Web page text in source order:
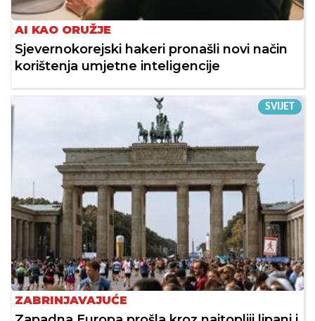
AI KAO ORUŽJE
Sjevernokorejski hakeri pronašli novi način
korištenja umjetne inteligencije
SVIJET
ZABRINJAVAJUĆE